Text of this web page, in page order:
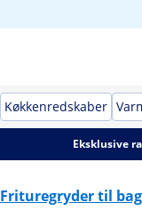
Køkkenredskaber
Eksklusive
Frituregryder til